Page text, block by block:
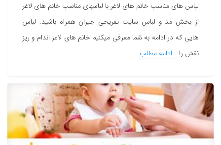
لباس های مناسب خانم های لاغر با لباسهای مناسب خانم های لاغر
از بخش مد و لباس سایت تفریحی جیران همراه باشید. لباس
هایی که در ادامه به شما معرفی میکنیم خانم های لاغر اندام و ریز
نقش را
ادامه مطلب